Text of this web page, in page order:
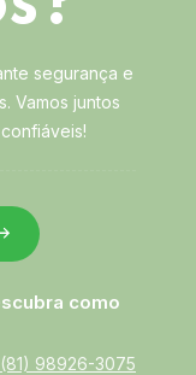
segurança e
Vamos juntos
como
(81) 98926-3075